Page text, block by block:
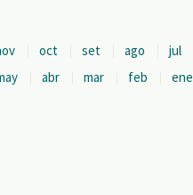
oct set ago
jul
abr mar feb ene